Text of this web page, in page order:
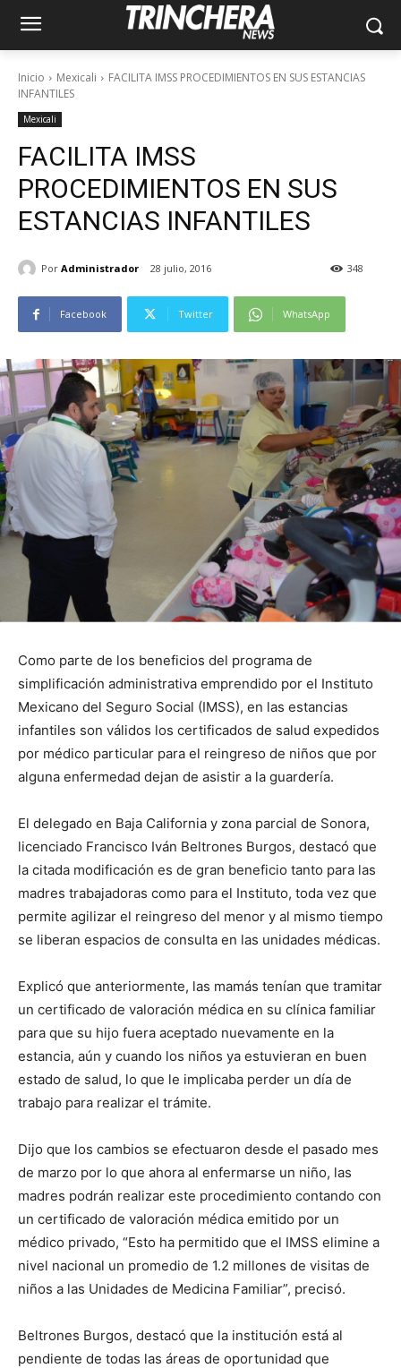
Inicio Mexicali
FACILITA IMSS PROCEDIMIENTOS EN SUS ESTANCIAS
INFANTILES
Mexicali
FACILITA IMSS
PROCEDIMIENTOS EN SUS
ESTANCIAS INFANTILES
Por Administrador 28 julio, 2016 348
Facebook Twitter WhatsApp
Como parte de los beneficios del programa de
simplificación administrativa emprendido por el Instituto
Mexicano del Seguro Social (IMSS), en las estancias
infantiles son válidos los certificados de salud expedidos
por médico particular para el reingreso de niños que por
alguna enfermedad dejan de asistir a la guardería.
El delegado en Baja California y zona parcial de Sonora,
licenciado Francisco Iván Beltrones Burgos, destacó que
la citada modificación es de gran beneficio tanto para las
madres trabajadoras como para el Instituto, toda vez que
permite agilizar el reingreso del menor y al mismo tiempo
se liberan espacios de consulta en las unidades médicas.
Explicó que anteriormente, las mamás tenían que tramitar
un certificado de valoración médica en su clínica familiar
para que su hijo fuera aceptado nuevamente en la
estancia, aún y cuando los niños ya estuvieran en buen
estado de salud, lo que le implicaba perder un día de
trabajo para realizar el trámite.
Dijo que los cambios se efectuaron desde el pasado mes
de marzo por lo que ahora al enfermarse un niño, las
madres podrán realizar este procedimiento contando con
un certificado de valoración médica emitido por un
médico privado, “Esto ha permitido que el IMSS elimine a
nivel nacional un promedio de 1.2 millones de visitas de
niños a las Unidades de Medicina Familiar”, precisó.
Beltrones Burgos, destacó que la institución está al
pendiente de todas las áreas de oportunidad que